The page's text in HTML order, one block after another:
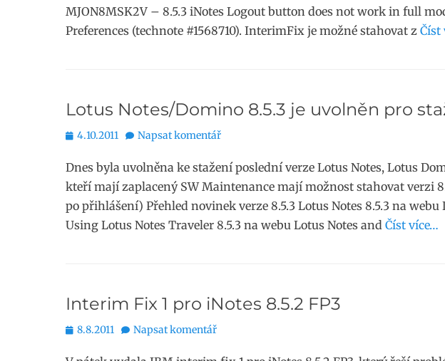
MJON8MSK2V – 8.5.3 iNotes Logout button does not work in full
Preferences (technote #1568710). InterimFix je možné stahovat z Číst
Lotus Notes/Domino 8.5.3 je uvolněn pro
Publikováno
4.10.2011 Napsat komentář
Dnes byla uvolněna ke stažení poslední verze Lotus Notes, Lotus
kteří mají zaplacený SW Maintenance mají možnost stahovat verzi
po přihlášení) Přehled novinek verze 8.5.3 Lotus Notes 8.5.3 na
Using Lotus Notes Traveler 8.5.3 na webu Lotus Notes and Číst více…
Interim Fix 1 pro iNotes 8.5.2 FP3
Publikováno
8.8.2011 Napsat komentář